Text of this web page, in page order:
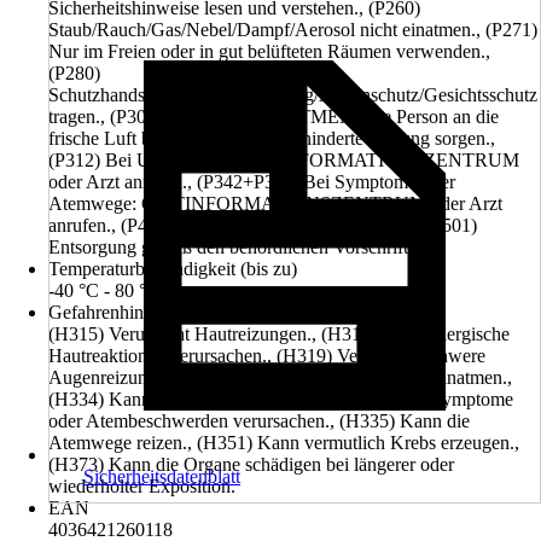
Sicherheitshinweise lesen und verstehen., (P260)
Staub/Rauch/Gas/Nebel/Dampf/Aerosol nicht einatmen., (P271)
Nur im Freien oder in gut belüfteten Räumen verwenden.,
(P280)
Schutzhandschuhe/Schutzkleidung/Augenschutz/Gesichtsschutz
tragen., (P304+P340) BEI EINATMEN: Die Person an die
frische Luft bringen und für ungehinderte Atmung sorgen.,
(P312) Bei Unwohlsein GIFTINFORMATIONSZENTRUM
oder Arzt anrufen., (P342+P311) Bei Symptomen der
Atemwege: GIFTINFORMATIONSZENTRUM oder Arzt
anrufen., (P405) Unter Verschluss aufbewahren., (P501)
Entsorgung gemäß den behördlichen Vorschriften.
Temperaturbeständigkeit (bis zu)
-40 °C - 80 °C
Gefahrenhinweise (H-Sätze)
(H315) Verursacht Hautreizungen., (H317) Kann allergische
Hautreaktionen verursachen., (H319) Verursacht schwere
Augenreizung., (H332) Gesundheitsschädlich bei Einatmen.,
(H334) Kann bei Einatmen Allergie, asthmaartige Symptome
oder Atembeschwerden verursachen., (H335) Kann die
Atemwege reizen., (H351) Kann vermutlich Krebs erzeugen.,
(H373) Kann die Organe schädigen bei längerer oder
wiederholter Exposition.
EAN
4036421260118
Sicherheitsdatenblatt